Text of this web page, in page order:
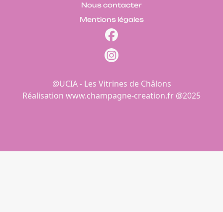
@UCIA - Les Vitrines de Châlons
Réalisation www.champagne-creation.fr @2025
Nous contacter
Mentions légales